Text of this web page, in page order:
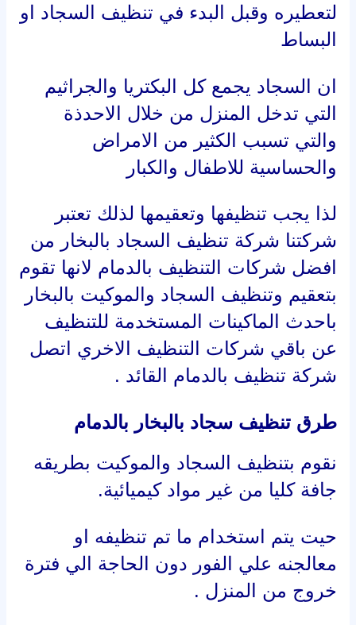
لتعطيره وقبل البدء في تنظيف السجاد او
البساط
ان السجاد يجمع كل البكتريا والجراثيم
التي تدخل المنزل من خلال الاحدذة
والتي تسبب الكثير من الامراض
والحساسية للاطفال والكبار
لذا يجب تنظيفها وتعقيمها لذلك تعتبر
شركتنا شركة تنظيف السجاد بالبخار من
افضل شركات التنظيف بالدمام لانها تقوم
بتعقيم وتنظيف السجاد والموكيت بالبخار
باحدث الماكينات المستخدمة للتنظيف
عن باقي شركات التنظيف الاخري اتصل
شركة تنظيف بالدمام القائد .
طرق تنظيف سجاد بالبخار بالدمام
نقوم بتنظيف السجاد والموكيت بطريقه
جافة كليا من غير مواد كيميائية.
حيت يتم استخدام ما تم تنظيفه او
معالجنه علي الفور دون الحاجة الي فترة
خروج من المنزل .